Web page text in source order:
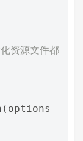
资源文件都
( options